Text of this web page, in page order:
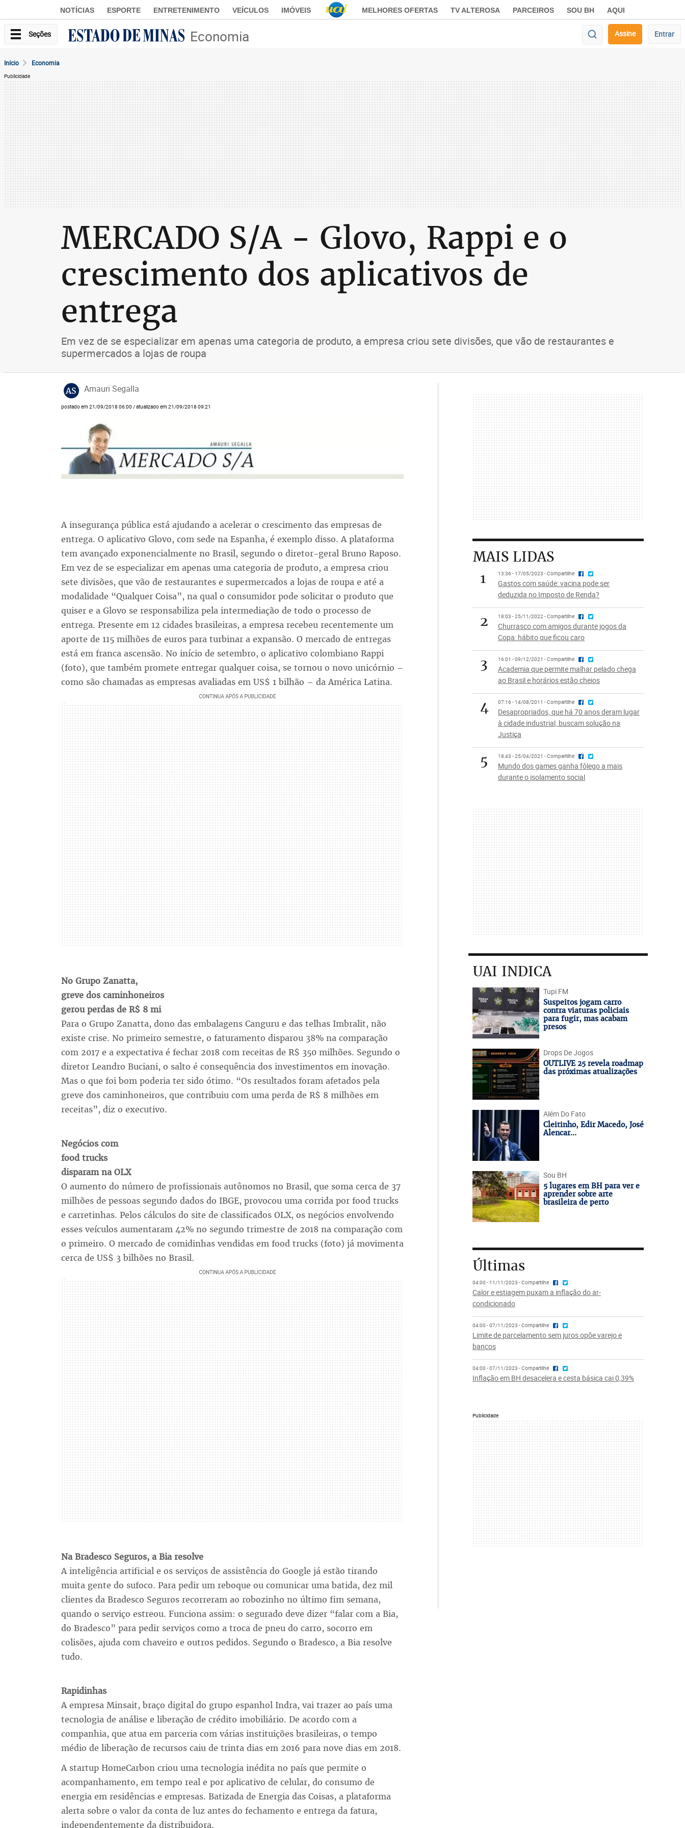
NOTÍCIAS ESPORTE ENTRETENIMENTO VEÍCULOS IMÓVEIS MELHORES OFERTAS TV ALTEROSA PARCEIROS SOU BH AQUI
Seções Economia Assine Entrar
Início Economia
Publicidade
MERCADO S/A - Glovo, Rappi e o
crescimento dos aplicativos de
entrega
Em vez de se especializar em apenas uma categoria de produto, a empresa criou sete divisões, que vão de restaurantes e
supermercados a lojas de roupa
AS Amauri Segalla
postado em 21/09/2018 06:00 / atualizado em 21/09/2018 09:21
A insegurança pública está ajudando a acelerar o crescimento das empresas de
entrega. O aplicativo Glovo, com sede na Espanha, é exemplo disso. A plataforma
tem avançado exponencialmente no Brasil, segundo o diretor-geral Bruno Raposo.
Em vez de se especializar em apenas uma categoria de produto, a empresa criou
sete divisões, que vão de restaurantes e supermercados a lojas de roupa e até a
modalidade “Qualquer Coisa”, na qual o consumidor pode solicitar o produto que
quiser e a Glovo se responsabiliza pela intermediação de todo o processo de
entrega. Presente em 12 cidades brasileiras, a empresa recebeu recentemente um
aporte de 115 milhões de euros para turbinar a expansão. O mercado de entregas
está em franca ascensão. No início de setembro, o aplicativo colombiano Rappi
(foto), que também promete entregar qualquer coisa, se tornou o novo unicórnio –
como são chamadas as empresas avaliadas em US$ 1 bilhão – da América Latina.
No Grupo Zanatta,
greve dos caminhoneiros
gerou perdas de R$ 8 mi
Para o Grupo Zanatta, dono das embalagens Canguru e das telhas Imbralit, não
existe crise. No primeiro semestre, o faturamento disparou 38% na comparação
com 2017 e a expectativa é fechar 2018 com receitas de R$ 350 milhões. Segundo o
diretor Leandro Buciani, o salto é consequência dos investimentos em inovação.
Mas o que foi bom poderia ter sido ótimo. “Os resultados foram afetados pela
greve dos caminhoneiros, que contribuiu com uma perda de R$ 8 milhões em
receitas”, diz o executivo.
Negócios com
food trucks
disparam na OLX
O aumento do número de profissionais autônomos no Brasil, que soma cerca de 37
milhões de pessoas segundo dados do IBGE, provocou uma corrida por food trucks
e carretinhas. Pelos cálculos do site de classificados OLX, os negócios envolvendo
esses veículos aumentaram 42% no segundo trimestre de 2018 na comparação com
o primeiro. O mercado de comidinhas vendidas em food trucks (foto) já movimenta
cerca de US$ 3 bilhões no Brasil.
Na Bradesco Seguros, a Bia resolve
A inteligência artificial e os serviços de assistência do Google já estão tirando
muita gente do sufoco. Para pedir um reboque ou comunicar uma batida, dez mil
clientes da Bradesco Seguros recorreram ao robozinho no último fim semana,
quando o serviço estreou. Funciona assim: o segurado deve dizer “falar com a Bia,
do Bradesco” para pedir serviços como a troca de pneu do carro, socorro em
colisões, ajuda com chaveiro e outros pedidos. Segundo o Bradesco, a Bia resolve
tudo.
Rapidinhas
A empresa Minsait, braço digital do grupo espanhol Indra, vai trazer ao país uma
tecnologia de análise e liberação de crédito imobiliário. De acordo com a
companhia, que atua em parceria com várias instituições brasileiras, o tempo
médio de liberação de recursos caiu de trinta dias em 2016 para nove dias em 2018.
A startup HomeCarbon criou uma tecnologia inédita no país que permite o
acompanhamento, em tempo real e por aplicativo de celular, do consumo de
energia em residências e empresas. Batizada de Energia das Coisas, a plataforma
alerta sobre o valor da conta de luz antes do fechamento e entrega da fatura,
independentemente da distribuidora.
MAIS LIDAS
1
13:36 - 17/05/2023 - Compartilhe
Gastos com saúde: vacina pode ser
deduzida no Imposto de Renda?
2 18:03 - 25/11/2022 - Compartilhe
Churrasco com amigos durante jogos da
Copa: hábito que ficou caro
3 16:01 - 09/12/2021 - Compartilhe
Academia que permite malhar pelado chega
ao Brasil e horários estão cheios
4 07:16 - 14/08/2011 - Compartilhe
Desapropriados, que há 70 anos deram lugar
à cidade industrial, buscam solução na
Justiça
5 18:43 - 25/04/2021 - Compartilhe
Mundo dos games ganha fôlego a mais
durante o isolamento social
UAI INDICA
Tupi FM
Suspeitos jogam carro
contra viaturas policiais
para fugir, mas acabam
presos
Drops De Jogos
OUTLIVE 25 revela roadmap
das próximas atualizações
Além Do Fato
Cleitinho, Edir Macedo, José
Alencar...
Sou BH
5 lugares em BH para ver e
aprender sobre arte
brasileira de perto
Últimas
04:00 - 11/11/2023 - Compartilhe
Calor e estiagem puxam a inflação do ar-
condicionado
04:00 - 07/11/2023 - Compartilhe
Limite de parcelamento sem juros opõe varejo e
bancos
04:00 - 07/11/2023 - Compartilhe
Inflação em BH desacelera e cesta básica cai 0,39%
Publicidade